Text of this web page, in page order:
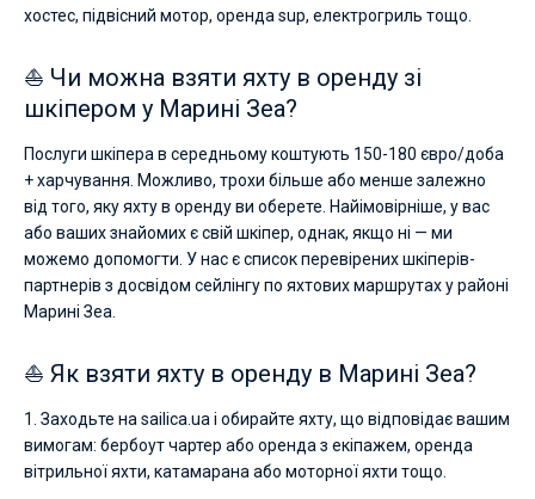
хостес, підвісний мотор, оренда sup, електрогриль тощо.
⛵ Чи можна взяти яхту в оренду зі
шкіпером у Марині Зеа?
Послуги шкіпера в середньому коштують 150-180 євро/доба
+ харчування. Можливо, трохи більше або менше залежно
від того, яку яхту в оренду ви оберете. Найімовірніше, у вас
або ваших знайомих є свій шкіпер, однак, якщо ні — ми
можемо допомогти. У нас є список перевірених шкіперів-
партнерів з досвідом сейлінгу по яхтових маршрутах у районі
Марині Зеа.
⛵ Як взяти яхту в оренду в Марині Зеа?
1. Заходьте на sailica.ua і обирайте яхту, що відповідає вашим
вимогам: бербоут чартер або оренда з екіпажем, оренда
вітрильної яхти, катамарана або моторної яхти тощо.